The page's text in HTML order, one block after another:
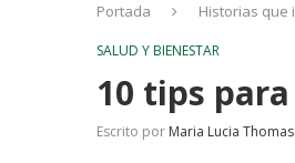
Portada Historias que
SALUD Y BIENESTAR
10 tips
Escrito por Maria Lucia Thomas